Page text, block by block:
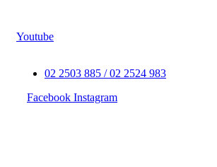
Youtube
02 2503 885 / 02 2524 983
Facebook Instagram